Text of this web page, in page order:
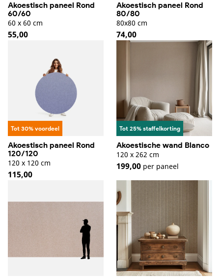
Akoestisch paneel Rond
60/60
60 x 60 cm
Normale
55,00
Akoestisch paneel Rond
80/80
80x80 cm
Normale
74,00
Tot 30% voordeel
Akoestisch paneel Rond
120/120
120 x 120 cm
Normale
115,00
Tot 25% staffelkorting
Akoestische wand Blanco
120 x 262 cm
199,00 per paneel